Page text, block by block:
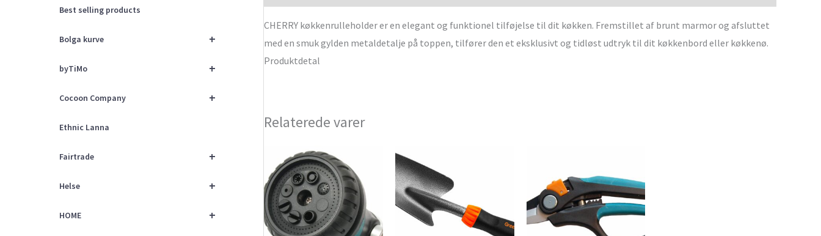
Best selling products
+
Bolga kurve
+
byTiMo
+
Cocoon Company
Ethnic Lanna
+
Fairtrade
+
Helse
+
HOME
CHERRY køkkenrulleholder er en elegant og funktionel tilføjelse til dit køkken. Fremstillet af brunt marmor og afsluttet
med en smuk gylden metaldetalje på toppen, tilfører den et eksklusivt og tidløst udtryk til dit køkkenbord eller køkkenø.
Produktdetal
Relaterede varer